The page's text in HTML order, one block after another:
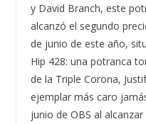
y David Branch, este
alcanzó el segundo
de junio de este año,
Hip 428: una potranca
de la Triple Corona,
ejemplar más caro
junio de OBS al